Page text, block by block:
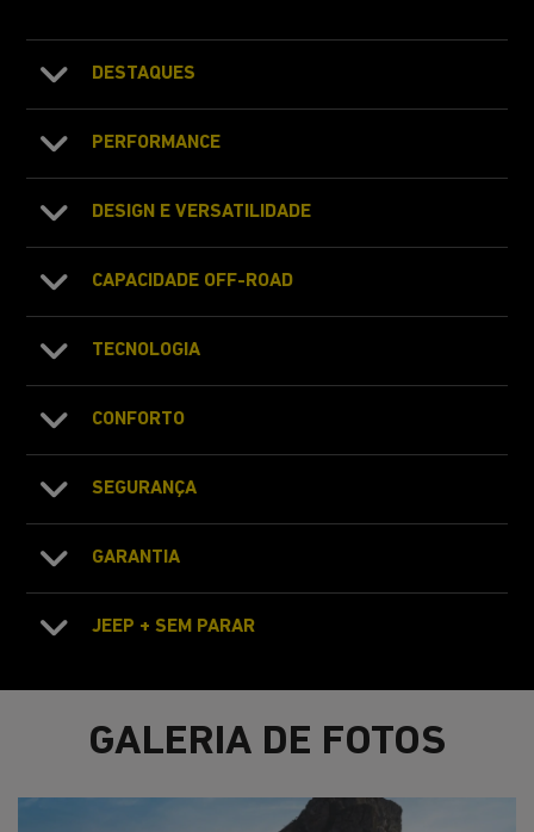
DESTAQUES
PERFORMANCE
DESIGN E VERSATILIDADE
CAPACIDADE OFF-ROAD
TECNOLOGIA
CONFORTO
SEGURANÇA
GARANTIA
JEEP + SEM PARAR
GALERIA DE FOTOS